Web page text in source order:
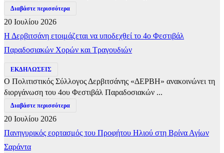
Διαβάστε περισσότερα
20 Ιουλίου 2026
Η Δερβιτσάνη ετοιμάζεται να υποδεχθεί το 4ο Φεστιβάλ
Παραδοσιακών Χορών και Τραγουδιών
ΕΚΔΗΛΩΣΕΙΣ
Ο Πολιτιστικός Σύλλογος Δερβιτσάνης «ΔΕΡΒΗ» ανακοινώνει τη
διοργάνωση του 4ου Φεστιβάλ Παραδοσιακών ...
Διαβάστε περισσότερα
20 Ιουλίου 2026
Πανηγυρικός εορτασμός του Προφήτου Ηλιού στη Βρίνα Αγίων
Σαράντα